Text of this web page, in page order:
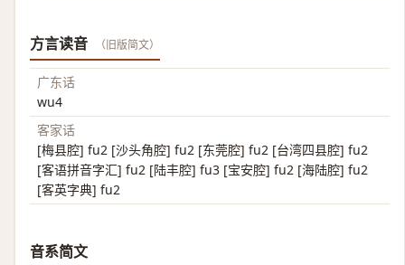
方言读音 （旧版简文）
广东话
wu4
客家话
[梅县腔] fu2 [沙头角腔] fu2 [东莞腔] fu2 [台湾四县腔] fu2
[客语拼音字汇] fu2 [陆丰腔] fu3 [宝安腔] fu2 [海陆腔] fu2
[客英字典] fu2
音系简文